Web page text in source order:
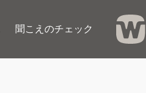
聞こえのチェック​